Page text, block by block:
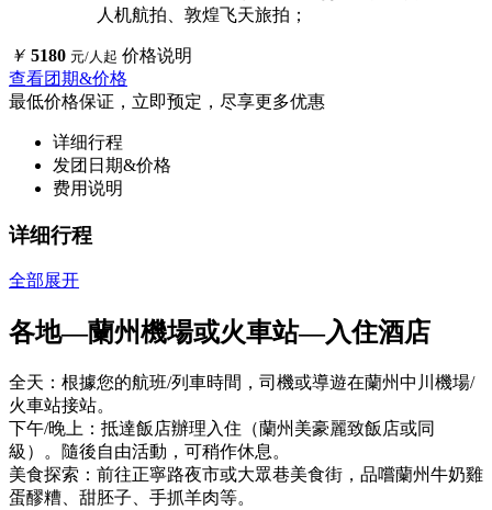
人机航拍、敦煌飞天旅拍；
￥ 5180 元/人起 价格说明
查看团期&价格
最低价格保证，立即预定，尽享更多优惠
详细行程
发团日期&价格
费用说明
详细行程
全部展开
各地—蘭州機場或火車站—入住酒店
全天：根據您的航班/列車時間，司機或導遊在蘭州中川機場/
火車站接站。
下午/晚上：抵達飯店辦理入住（蘭州美豪麗致飯店或同
級）。隨後自由活動，可稍作休息。
美食探索：前往正寧路夜市或大眾巷美食街，品嚐蘭州牛奶雞
蛋醪糟、甜胚子、手抓羊肉等。